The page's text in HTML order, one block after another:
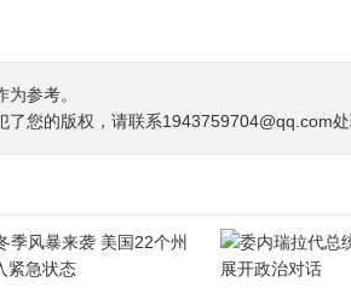
参考。
了您的版权，请联系1943759704@qq.com处